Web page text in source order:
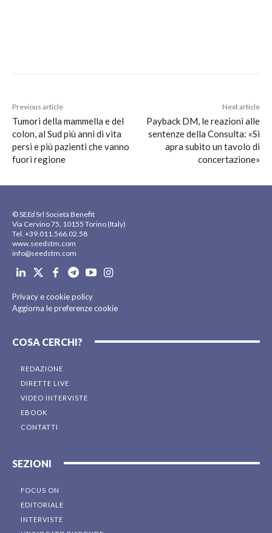
Previous article
Tumori della mammella e del
colon, al Sud più anni di vita
persi e più pazienti che vanno
fuori regione
Next article
Payback DM, le reazioni alle
sentenze della Consulta: «Si
apra subito un tavolo di
concertazione»
© SEEdSrl Società Benefit
Via Cervino 75, 10155 Torino (Italy)
Tel. +39.011.566.02.58
www.seedstm.com
info@seedstm.com
Privacy e cookie policy
Aggiorna le preferenze cookie
COSA CERCHI?
REDAZIONE
DIRETTE LIVE
VIDEO INTERVISTE
EBOOK
CONTATTI
SEZIONI
FOCUS ON
EDITORIALE
INTERVISTE